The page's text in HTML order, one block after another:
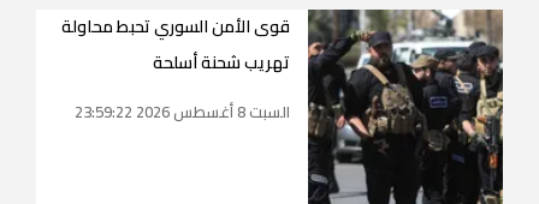
قوى الأمن السوري تحبط محاولة
تهريب شحنة أسلحة
السبت 8 أغسطس 2026 23:59:22